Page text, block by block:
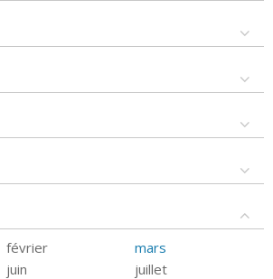
février
mars
juin
juillet